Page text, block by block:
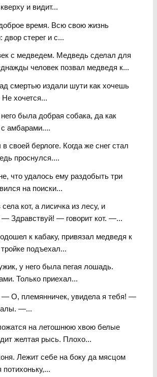
и видит...
время. Всю свою жизнь
стерег и с...
с медведем. Медведь сделал для
человек позвал медведя к...
смертью издали шути как хочешь
хочется...
была добрая собака, да как
амбарами....
своей берлоге. Когда же снег стал
проснулся....
что удалось ему раздобыть три
на поиски...
кот, а лисичка из лесу, и
— Здравствуй! — говорит кот. —...
к кабаку, привязал медведя к
подъехал...
у него была пегая лошадь.
Только приехал...
О, племянничек, увидела я тебя! —
—...
на летошнюю хвою белые
желтая рысь. Плохо...
Лежит себе на боку да мясцом